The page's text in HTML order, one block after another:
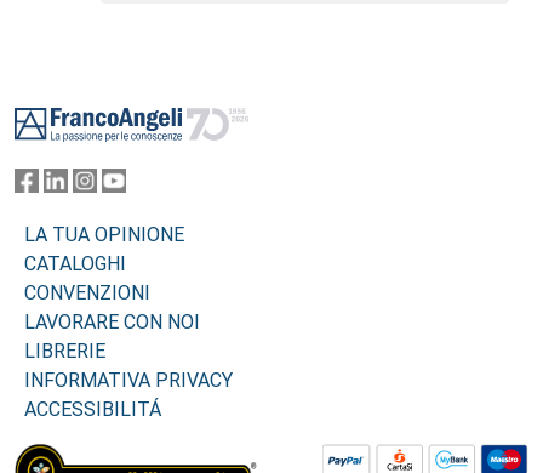
LA TUA OPINIONE
CATALOGHI
CONVENZIONI
LAVORARE CON NOI
LIBRERIE
INFORMATIVA PRIVACY
ACCESSIBILITÁ